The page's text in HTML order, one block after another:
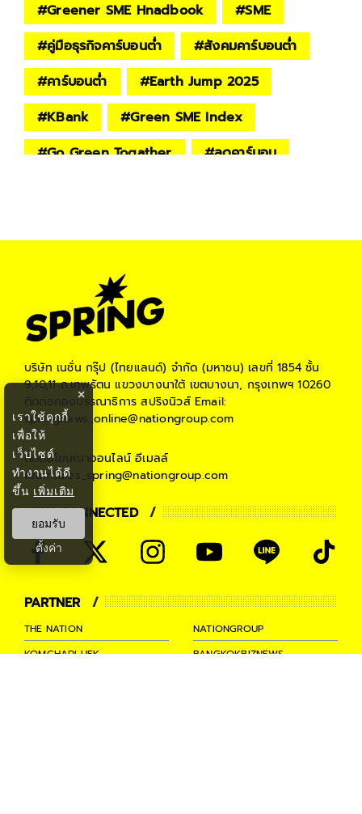
#Greener SME Hnadbook #SME
#คู่มือธุรกิจคาร์บอนต่ำ #สังคมคาร์บอนต่ำ
#คาร์บอนต่ำ #Earth Jump 2025
#KBank #Green SME Index
#Go Green Togather #ลดคาร์บอน
เป็นมิตรต่อสิ่งแวดล้อม
#สิ่งแวดล้อม #Environment
#KEEP THE WORLD #springnews
#ธนาคารกสิกรไทย
บริษัท เนชั่น กรุ๊ป (ไทยแลนด์) จำกัด (มหาชน) เลขที่ 1854 ชั้น
9,10,11 ถ.เทพรัตน แขวงบางนาใต้ เขตบางนา, กรุงเทพฯ 10260
ติดต่อกองบรรณาธิการ สปริงนิวส์Email:
springnews_online@nationgroup.com
ติดต่อโฆษณาออนไลน์ อีเมลล์
teamsales_spring@nationgroup.com
STAY CONNECTED
PARTNER
THE NATION
NATIONGROUP
KOMCHADLUEK
BANGKOKBIZNEWS
×
เราใช้คุกกี้
เพื่อให้
เว็บไซต์
ทำงานได้ดี
ขึ้น เพิ่มเติม
ยอมรับ
ตั้งค่า